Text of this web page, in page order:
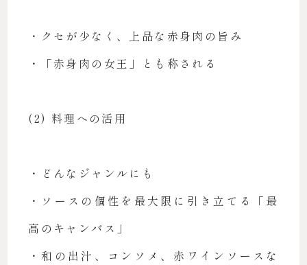
・クセが少なく、上品な赤身肉の旨み
・「赤身肉の女王」とも称される
(2) 料理への活用
・どんなジャンルにも
・ソースの個性を最大限に引き立てる「最
高のキャンバス」
・和の出汁、コンソメ、赤ワインソースな